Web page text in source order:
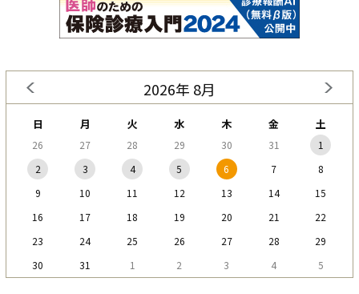
2026年 8月
日 月 火 水 木 金 土
26 27 28 29 30 31
1
2
3 4 5 6 7
8
9
10 11 12 13 14
15
16
17 18 19 20 21
22
23
24 25 26 27 28
29
30
31 1 2 3 4 5